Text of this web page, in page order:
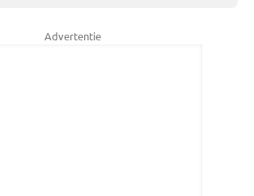
Advertentie